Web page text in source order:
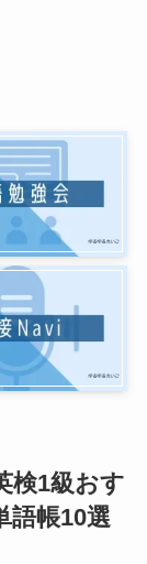
検1級おす
語帳10選